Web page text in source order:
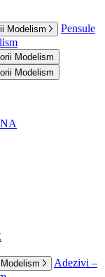
Modelism
Pensule
Modelism
Modelism
Adezivi –